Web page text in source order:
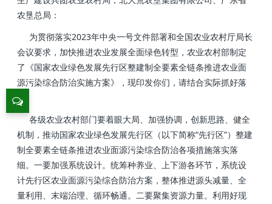
农垦总局：
为贯彻落实2023年中央一号文件部署和全国农业农村厅局长
会议要求，加快推进农业发展全面绿色转型，农业农村部制定
了《国家农业绿色发展先行区整建制全要素全链条推进农业面
源污染综合防治实施方案》，现印发你们，请结合实际抓好落
实。
各级农业农村部门要着眼大局、加强协调，创新思路、健全
机制，推动国家农业绿色发展先行区（以下简称“先行区”）整建
制全要素全链条推进农业面源污染综合防治各项措施落实落
细。一要加强系统设计。统筹种养业、上下游各环节，系统设
计先行区农业面源污染综合防治方案，整体推进源头减量、全
量利用、末端治理、循环畅通。二要聚集资源力量。利用好现